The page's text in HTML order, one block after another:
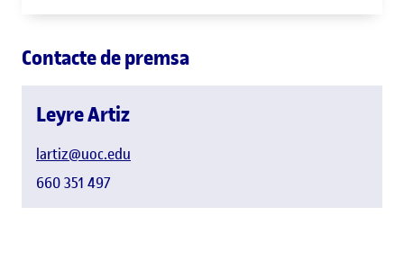
Contacte de premsa
Leyre Artiz
lartiz@uoc.edu
660 351 497